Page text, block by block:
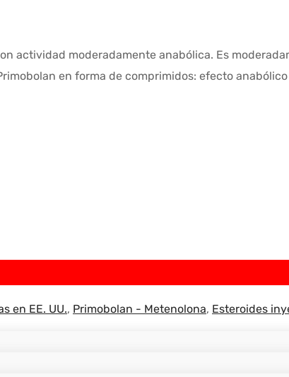
actividad moderadamente anabólica. Es
en forma de comprimidos: efecto
en EE. UU., Primobolan - Metenolona, Esteroides